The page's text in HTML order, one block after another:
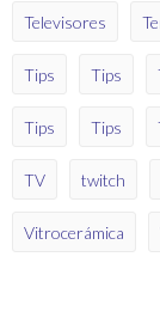
Televisores
Tips Tips
Tips Tips
TV twitch
Vitrocerámica